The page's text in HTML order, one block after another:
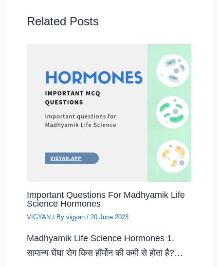
Related Posts
Important Questions For Madhyamik Life
Science Hormones
VIGYAN / Byvigyan/20 June 2023
Madhyamik Life Science Hormones 1.
सामान्य घेंघा रोग किस हॉर्मोन की कमी से होता है?…